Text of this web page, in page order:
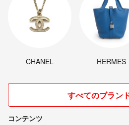
CHANEL HERMES
すべてのブラン
コンテンツ